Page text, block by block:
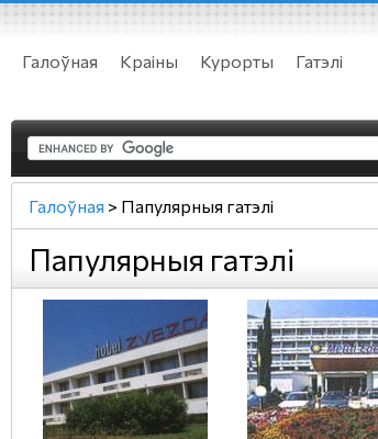
Галоўная Краіны Курорты Гатэлі
Галоўная > Папулярныя гатэлі
Папулярныя гатэлі